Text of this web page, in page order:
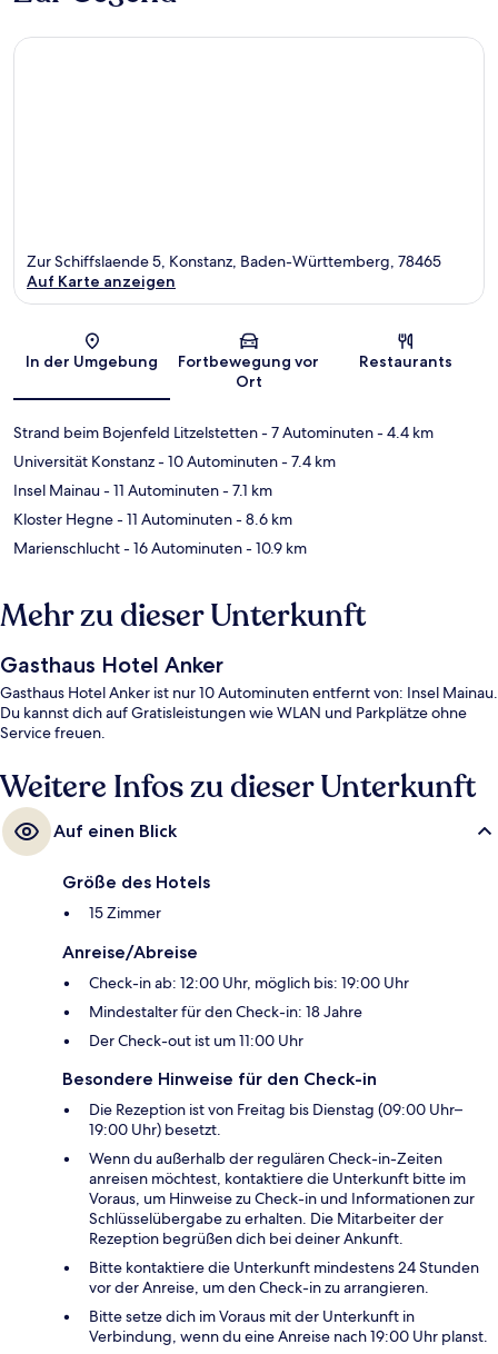
Karte
Zur Schiffslaende 5, Konstanz, Baden-Württemberg, 78465
Auf Karte anzeigen
In der Umgebung
Fortbewegung vor
Ort
Restaurants
Strand beim Bojenfeld Litzelstetten- 7 Autominuten- 4.4 km
Universität Konstanz- 10 Autominuten- 7.4 km
Insel Mainau- 11 Autominuten- 7.1 km
Kloster Hegne- 11 Autominuten- 8.6 km
Marienschlucht- 16 Autominuten- 10.9 km
Mehr zu dieser Unterkunft
Gasthaus Hotel Anker
Gasthaus Hotel Anker ist nur 10 Autominuten entfernt von: Insel Mainau.
Du kannst dich auf Gratisleistungen wie WLAN und Parkplätze ohne
Service freuen.
Weitere Infos zu dieser Unterkunft
Auf einen Blick
Größe des Hotels
15 Zimmer
Anreise/Abreise
Check-in ab: 12:00 Uhr, möglich bis: 19:00 Uhr
Mindestalter für den Check-in: 18 Jahre
Der Check-out ist um 11:00 Uhr
Besondere Hinweise für den Check-in
Die Rezeption ist von Freitag bis Dienstag (09:00 Uhr–
19:00 Uhr) besetzt.
Wenn du außerhalb der regulären Check-in-Zeiten
anreisen möchtest, kontaktiere die Unterkunft bitte im
Voraus, um Hinweise zu Check-in und Informationen zur
Schlüsselübergabe zu erhalten. Die Mitarbeiter der
Rezeption begrüßen dich bei deiner Ankunft.
Bitte kontaktiere die Unterkunft mindestens 24 Stunden
vor der Anreise, um den Check-in zu arrangieren.
Bitte setze dich im Voraus mit der Unterkunft in
Verbindung, wenn du eine Anreise nach 19:00 Uhr planst.